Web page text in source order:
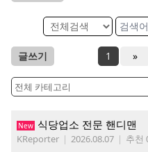
글쓰기 1 »
New 식당업소 전문 핸디맨
KReporter | 2026.08.07 | 추천